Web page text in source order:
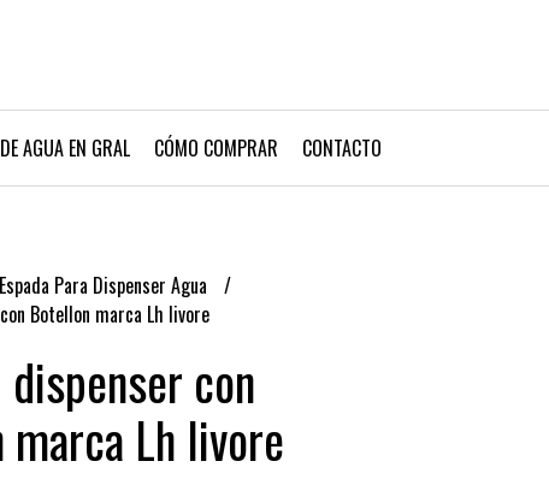
AGUA EN GRAL CÓMO COMPRAR CONTACTO
Para Dispenser Agua
Botellon marca Lh livore
con
Lh livore